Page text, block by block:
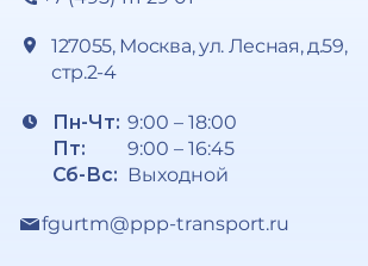
127055, Москва, ул. Лесная, д.59,
стр.2-4
Пн-Чт:
Пт:
Сб-Вс:
9:00 – 18:00
9:00 – 16:45
Выходной
fgurtm@ppp-transport.ru